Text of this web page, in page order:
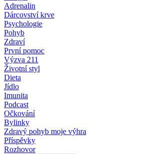
Adrenalin
Dárcovství krve
Psychologie
Pohyb
Zdraví
První pomoc
Výzva 211
Životní styl
Dieta
Jídlo
Imunita
Podcast
Očkování
Bylinky
Zdravý pohyb moje výhra
Příspěvky
Rozhovor